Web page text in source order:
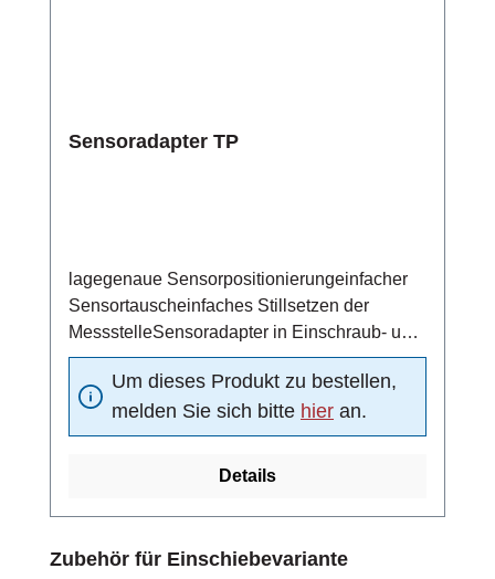
Sensoradapter TP
lagegenaue Sensorpositionierungeinfacher
Sensortauscheinfaches Stillsetzen der
MessstelleSensoradapter in Einschraub- und
Schweißtechnik
Um dieses Produkt zu bestellen,
melden Sie sich bitte hier an.
Details
Produktgalerie überspringen
Zubehör für Einschiebevariante